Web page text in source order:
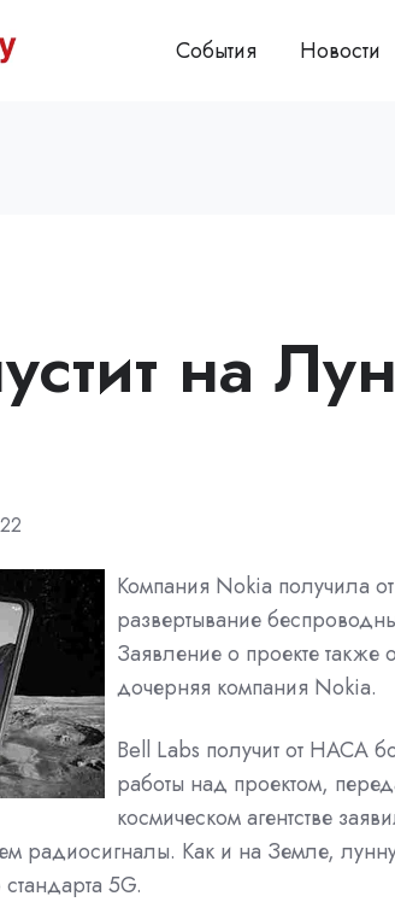
События Новости
на
Компания Nokia получила
развертывание
Заявление о проекте
дочерняя компания Nokia.
Bell Labs получит от НАСА
работы над проектом,
космическом агентстве
радиосигналы. Как и на Земле,
5G.